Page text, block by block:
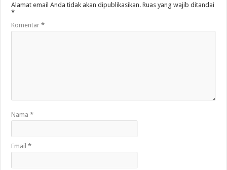
Alamat email Anda tidak akan dipublikasikan. Ruas yang wajib ditandai
*
Komentar*
Nama*
Email*